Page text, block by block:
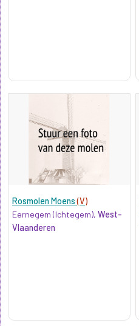
Rosmolen Moens(V)
Eernegem (Ichtegem), West-
Vlaanderen